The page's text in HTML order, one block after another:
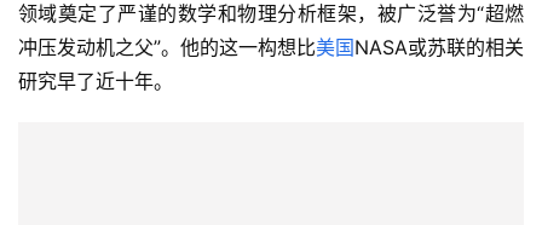
领域奠定了严谨的数学和物理分析框架，被广泛誉为“超燃
冲压发动机之父”。他的这一构想比美国NASA或苏联的相关
研究早了近十年。